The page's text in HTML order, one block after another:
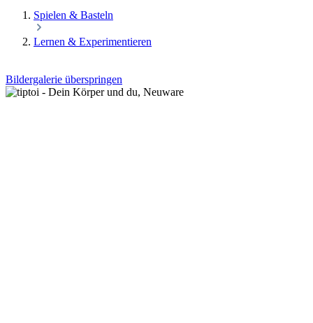
Spielen & Basteln
Lernen & Experimentieren
Bildergalerie überspringen